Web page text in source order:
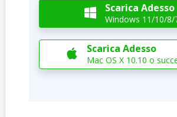
 Scarica Adesso
Windows 11/10/8/
 Scarica Adesso
Mac OS X 10.10 o